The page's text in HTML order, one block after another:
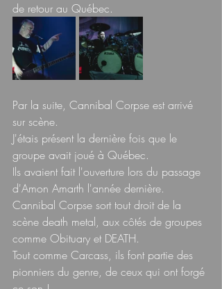
de retour au Québec.
Par la suite, Cannibal Corpse est arrivé
sur scène.
J'étais présent la dernière fois que le
groupe avait joué à Québec.
Ils avaient fait l'ouverture lors du passage
d'Amon Amarth l'année dernière.
Cannibal Corpse sort tout droit de la
scène death metal, aux côtés de groupes
comme Obituary et DEATH.
Tout comme Carcass, ils font partie des
pionniers du genre, de ceux qui ont forgé